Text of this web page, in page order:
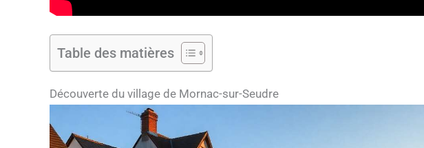
Table des matières
Découverte du village de Mornac-sur-Seudre